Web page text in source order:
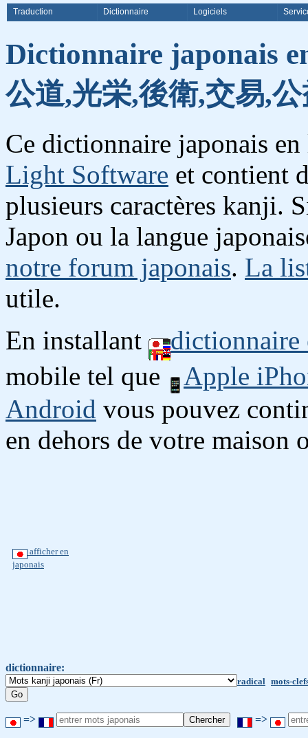
Traduction Dictionnaire Logiciels
Dictionnaire japonais
公道,光栄,後衛,交易,
Ce dictionnaire japonais
Light Software et contient
plusieurs caractères kanji.
Japon ou la langue
notre forum japonais. La
utile.
En installant
mobile tel que
Apple
Android vous pouvez
en dehors de votre maison
afficher en
japonais
dictionnaire:
radical mots-
=> =>